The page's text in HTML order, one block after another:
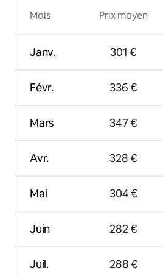
Mois
Janv.
Févr.
Mars
Avr.
Mai
Juin
Juil.
Prix moyen
301 €
336 €
347 €
328 €
304 €
282 €
288 €